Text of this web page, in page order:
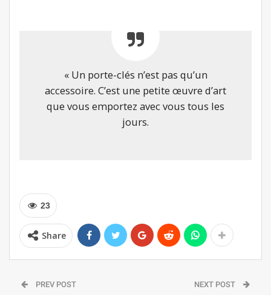
« Un porte-clés n’est pas qu’un
accessoire. C’est une petite œuvre d’art
que vous emportez avec vous tous les
jours.
23
Share
PREV POST NEXT POST